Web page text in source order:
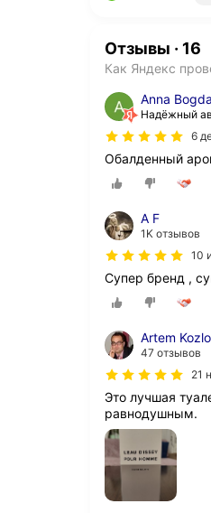
Отзывы · 16
Как Яндекс
Anna
Надёжный
6
Обалденный
A F
1K отзывов
10
Супер бренд ,
Artem
47 отзывов
21
Это лучшая
равнодушным.